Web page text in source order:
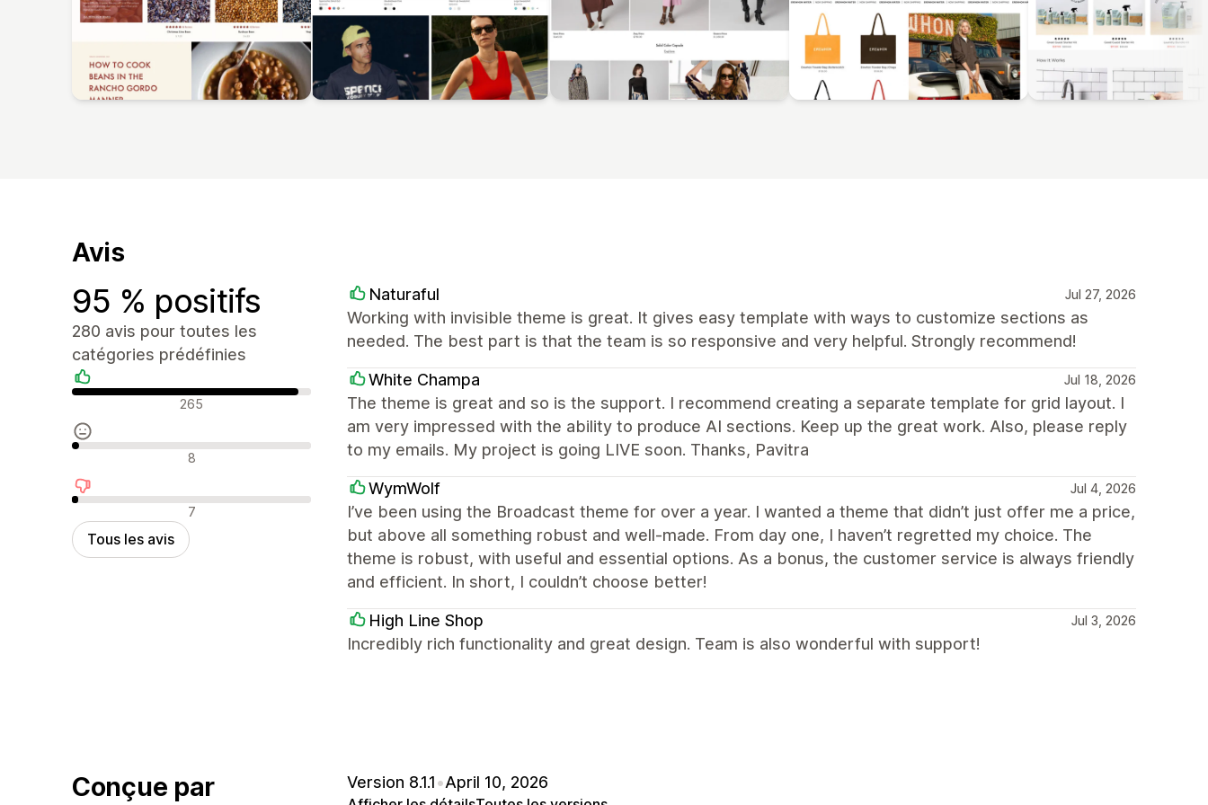
Avis
95 % positifs
280 avis pour toutes les
catégories prédéfinies
Avis positifs 265
Avis neutres 8
Avis négatifs 7
Tous les avis
Naturaful Jul 27, 2026
Working with invisible theme is great. It gives easy template with ways to customize sections as
needed. The best part is that the team is so responsive and very helpful. Strongly recommend!
White Champa Jul 18, 2026
The theme is great and so is the support. I recommend creating a separate template for grid layout. I
am very impressed with the ability to produce AI sections. Keep up the great work. Also, please reply
to my emails. My project is going LIVE soon. Thanks, Pavitra
WymWolf Jul 4, 2026
I’ve been using the Broadcast theme for over a year. I wanted a theme that didn’t just offer me a price,
but above all something robust and well-made. From day one, I haven’t regretted my choice. The
theme is robust, with useful and essential options. As a bonus, the customer service is always friendly
and efficient. In short, I couldn’t choose better!
High Line Shop Jul 3, 2026
Incredibly rich functionality and great design. Team is also wonderful with support!
Conçue par
Version 8.1.1•April 10, 2026